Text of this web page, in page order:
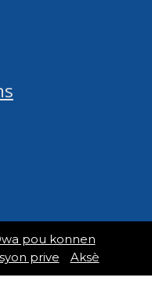
pou konnen
prive
Aksè